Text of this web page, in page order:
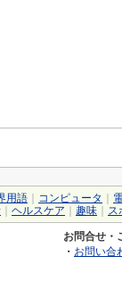
用語 コンピュータ
ヘルスケア 趣味 ス
お問合せ・
・ お問い合